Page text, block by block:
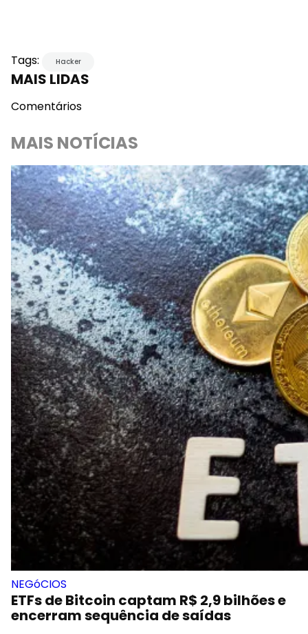
Tags: Hacker
MAIS LIDAS
Comentários
MAIS NOTÍCIAS
NEGóCIOS
ETFs de Bitcoin captam R$ 2,9 bilhões e
encerram sequência de saídas